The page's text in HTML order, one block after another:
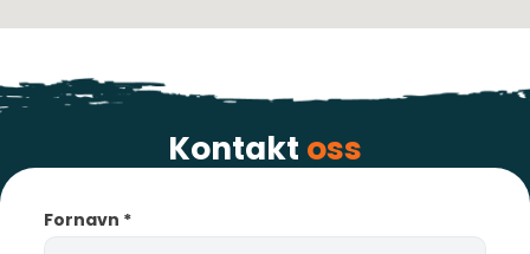
Kontakt oss
Section
Fornavn *